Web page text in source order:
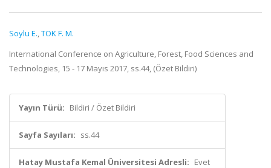
Soylu E.,TOK F. M.
International Conference on Agriculture, Forest, Food Sciences and
Technologies, 15 - 17 Mayıs 2017, ss.44, (Özet Bildiri)
Yayın Türü: Bildiri / Özet Bildiri
Sayfa Sayıları: ss.44
Hatay Mustafa Kemal Üniversitesi Adresli: Evet